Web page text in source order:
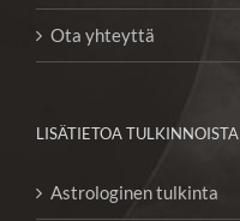
Ota yhteyttä
LISÄTIETOA TULKINNOISTA
Astrologinen tulkinta